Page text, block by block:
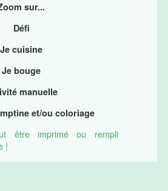
sur...
Défi
Je cuisine
Je bouge
manuelle
et/ou coloriage
être imprimé ou rempli
!